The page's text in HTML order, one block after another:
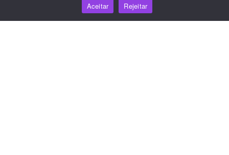
Centro de conhecimento
Aceitar
Rejeitar